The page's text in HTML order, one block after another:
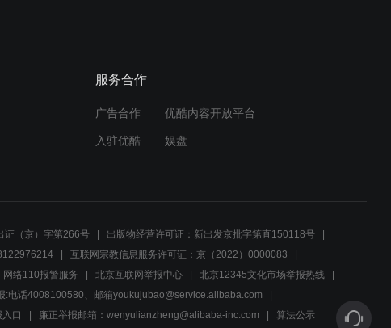
第59集_上梁不正下梁歪，
实够爷们
03:04
第56集_有这帮手下在，司
令想抓捕黑旋风，简直就是
服务合作
广告合作 优酷内容开放平台
入驻优酷 娱盘
证（京）字第266号
出版物经营许可证：新出发京批字第直150118号
互联网宗教信息服务许可证：京（2022）0000083
网络110报警服务 北京互联网举报中心
北京12345文化市场举报热线
:电话4008100580、邮箱youkujubao@service.alibaba.com
口 廉正举报邮箱：wenyulianzheng@alibaba-inc.com 算法公示